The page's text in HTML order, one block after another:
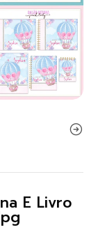
E Livro